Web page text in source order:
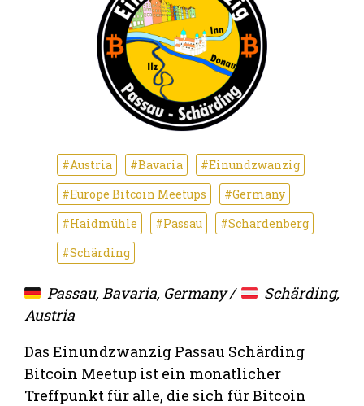
#Austria #Bavaria
#Einundzwanzig
#Europe Bitcoin Meetups
#Germany
#Haidmühle
#Passau
#Schardenberg
#Schärding
Passau, Bavaria, Germany /
Schärding,
Austria
Das Einundzwanzig Passau Schärding
Bitcoin Meetup ist ein monatlicher
Treffpunkt für alle, die sich für Bitcoin